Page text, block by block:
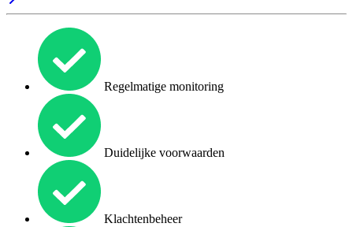
Regelmatige monitoring
Duidelijke voorwaarden
Klachtenbeheer